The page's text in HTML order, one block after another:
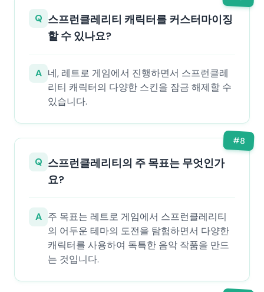
Q 스프런클레리티 캐릭터를 커스터마이징
할 수 있나요?
A 네, 레트로 게임에서 진행하면서 스프런클레
리티 캐릭터의 다양한 스킨을 잠금 해제할 수
있습니다.
#8
Q 스프런클레리티의 주 목표는 무엇인가
요?
A 주 목표는 레트로 게임에서 스프런클레리티
의 어두운 테마의 도전을 탐험하면서 다양한
캐릭터를 사용하여 독특한 음악 작품을 만드
는 것입니다.